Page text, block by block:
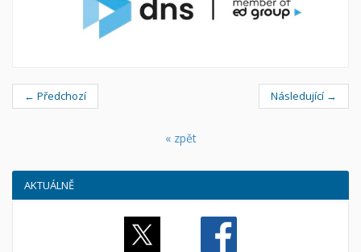
← Předchozí Následující →
« zpět
AKTUÁLNĚ